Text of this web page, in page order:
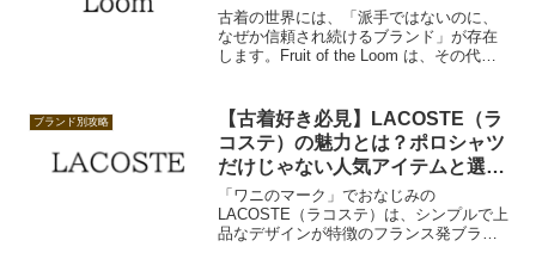
価値を徹底解説
古着の世界には、「派手ではないのに、
なぜか信頼され続けるブランド」が存在
します。Fruit of the Loom は、その代表
には 150年以上続くアメリカ衣料の歴史
が詰まっています。
ブランド別攻略
【古着好き必見】LACOSTE（ラ
コステ）の魅力とは？ポロシャツ
だけじゃない人気アイテムと選び
方
「ワニのマーク」でおなじみの
LACOSTE（ラコステ）は、シンプルで上
品なデザインが特徴のフランス発ブラン